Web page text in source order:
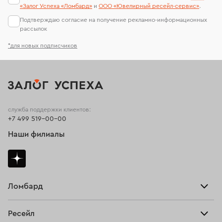
*для новых подписчиков
«Залог Успеха «Ломбард» и ООО «Ювелирный ресейл-сервиc».
Подтверждаю согласие на получение рекламно-информационных
рассылок
Ломбард
Ресейл
служба поддержки клиентов:
+7 499 519-00-00
Наши филиалы